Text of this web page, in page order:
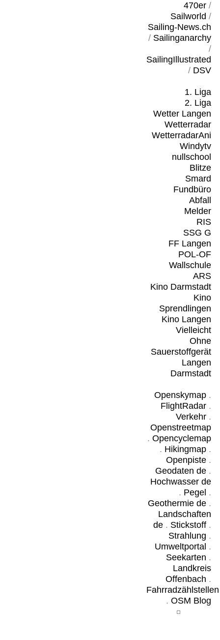
470er/
Sailworld /
Sailing-News.ch
/ Sailinganarchy
/
SailingIllustrated
/ DSV
1. Liga
2. Liga
Wetter Langen
Wetterradar
WetterradarAni
Windytv
nullschool
Blitze
Smard
Fundbüro
Abfall
Melder
RIS
SSG G
FF Langen
POL-OF
Wallschule
ARS
Kino Darmstadt
Kino
Sprendlingen
Kino Langen
Vielleicht
Ohne
Sauerstoffgerät
Langen
Darmstadt
Openskymap.
FlightRadar.
Verkehr.
Openstreetmap
. Opencyclemap
. Hikingmap.
Openpiste.
Geodaten de.
Hochwasser de
. Pegel .
Geothermie de.
Landschaften
de. Stickstoff.
Strahlung .
Umweltportal .
Seekarten .
Landkreis
Offenbach .
Fahrradzählstellen
. OSM Blog